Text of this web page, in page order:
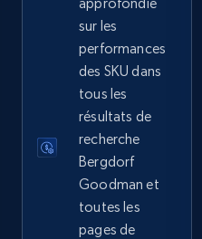
Google Shopping
URL, Product id, Title,
Rating, Reviews count,
more.
2.4K+
sur les
performances
des SKU dans
tous les
résultats de
recherche
Bergdorf
Goodman et
toutes les
pages de